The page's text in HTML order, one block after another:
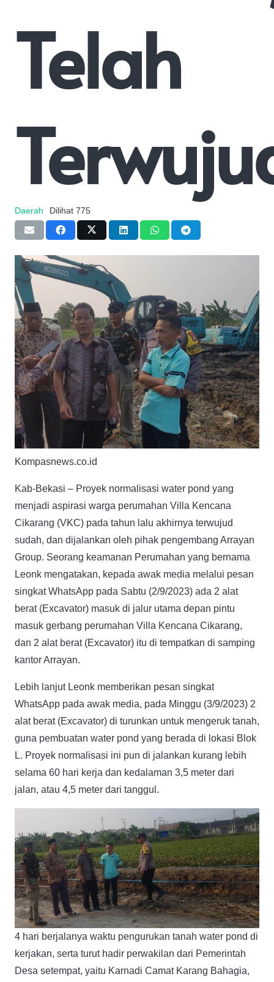
Telah
Daerah Dilihat 775
Kompasnews.co.id
Kab-Bekasi – Proyek normalisasi water pond yang
menjadi aspirasi warga perumahan Villa Kencana
Cikarang (VKC) pada tahun lalu akhirnya terwujud
sudah, dan dijalankan oleh pihak pengembang Arrayan
Group. Seorang keamanan Perumahan yang bernama
Leonk mengatakan, kepada awak media melalui pesan
singkat WhatsApp pada Sabtu (2/9/2023) ada 2 alat
berat (Excavator) masuk di jalur utama depan pintu
masuk gerbang perumahan Villa Kencana Cikarang,
dan 2 alat berat (Excavator) itu di tempatkan di samping
kantor Arrayan.
Lebih lanjut Leonk memberikan pesan singkat
WhatsApp pada awak media, pada Minggu (3/9/2023) 2
alat berat (Excavator) di turunkan untuk mengeruk tanah,
guna pembuatan water pond yang berada di lokasi Blok
L. Proyek normalisasi ini pun di jalankan kurang lebih
selama 60 hari kerja dan kedalaman 3,5 meter dari
jalan, atau 4,5 meter dari tanggul.
4 hari berjalanya waktu pengurukan tanah water pond di
kerjakan, serta turut hadir perwakilan dari Pemerintah
Desa setempat, yaitu Karnadi Camat Karang Bahagia,